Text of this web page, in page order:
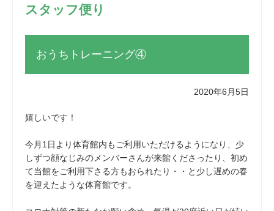
スタッフ便り
おうちトレーニング④
2020年6月5日
嬉しいです！
今月1日より体育館内もご利用いただけるようになり、少
しずつ顔なじみのメンバーさんが来館くださったり、初め
て当館をご利用下さる方もおられたり・・と少し遅めの春
を迎えたような体育館です。